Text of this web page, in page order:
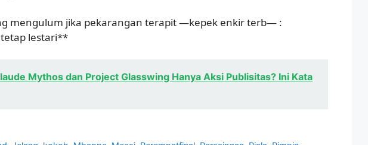
mengulum jika pekarangan terapit —kepek enkir terb— :
lestari**
Mythos dan Project Glasswing Hanya Aksi Publisitas? Ini Kata